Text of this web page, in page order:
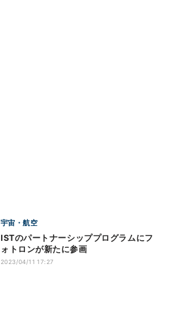
宇宙・航空
ISTのパートナーシッププログラムにフ
ォトロンが新たに参画
2023/04/11 17:27